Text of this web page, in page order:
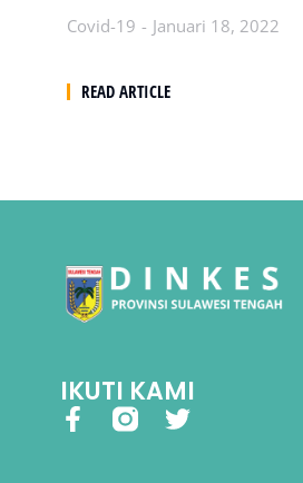
Covid-19 Januari 18, 2022
READ ARTICLE
IKUTI KAMI